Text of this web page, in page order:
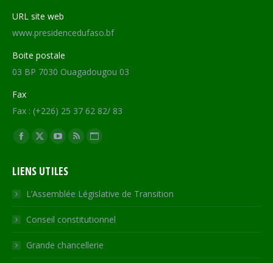
URL site web
www.presidencedufaso.bf
Boite postale
03 BP 7030 Ouagadougou 03
Fax
Fax : (+226) 25 37 62 82/ 83
Trouvez nous sur :
Facebook
opens
in
new
window
X
opens
in
new
window
YouTube
opens
in
new
window
RSS
in
new
window
Site
opens
in
new
LIENS UTILES
L’Assemblée Législative de Transition
Conseil constitutionnel
Grande chancellerie